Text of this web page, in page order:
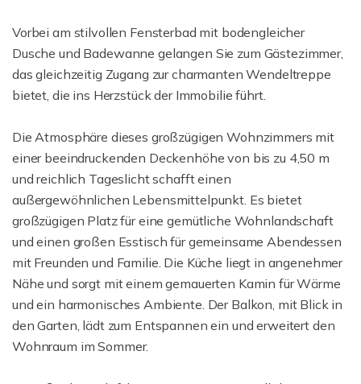
Vorbei am stilvollen Fensterbad mit bodengleicher
Dusche und Badewanne gelangen Sie zum Gästezimmer,
das gleichzeitig Zugang zur charmanten Wendeltreppe
bietet, die ins Herzstück der Immobilie führt.
Die Atmosphäre dieses großzügigen Wohnzimmers mit
einer beeindruckenden Deckenhöhe von bis zu 4,50 m
und reichlich Tageslicht schafft einen
außergewöhnlichen Lebensmittelpunkt. Es bietet
großzügigen Platz für eine gemütliche Wohnlandschaft
und einen großen Esstisch für gemeinsame Abendessen
mit Freunden und Familie. Die Küche liegt in angenehmer
Nähe und sorgt mit einem gemauerten Kamin für Wärme
und ein harmonisches Ambiente. Der Balkon, mit Blick in
den Garten, lädt zum Entspannen ein und erweitert den
Wohnraum im Sommer.